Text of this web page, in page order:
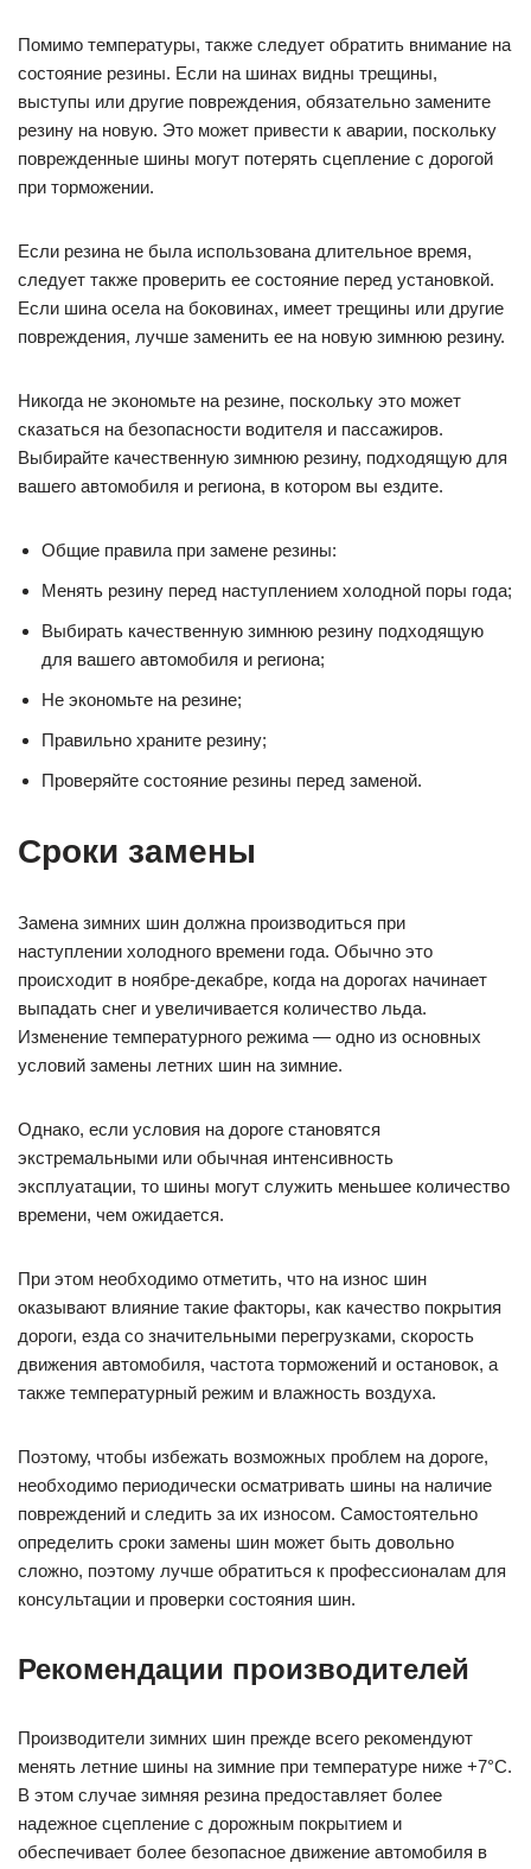
Помимо температуры, также следует обратить внимание на
состояние резины. Если на шинах видны трещины,
выступы или другие повреждения, обязательно замените
резину на новую. Это может привести к аварии, поскольку
поврежденные шины могут потерять сцепление с дорогой
при торможении.
Если резина не была использована длительное время,
следует также проверить ее состояние перед установкой.
Если шина осела на боковинах, имеет трещины или другие
повреждения, лучше заменить ее на новую зимнюю резину.
Никогда не экономьте на резине, поскольку это может
сказаться на безопасности водителя и пассажиров.
Выбирайте качественную зимнюю резину, подходящую для
вашего автомобиля и региона, в котором вы ездите.
Общие правила при замене резины:
Менять резину перед наступлением холодной поры года;
Выбирать качественную зимнюю резину подходящую
для вашего автомобиля и региона;
Не экономьте на резине;
Правильно храните резину;
Проверяйте состояние резины перед заменой.
Сроки замены
Замена зимних шин должна производиться при
наступлении холодного времени года. Обычно это
происходит в ноябре-декабре, когда на дорогах начинает
выпадать снег и увеличивается количество льда.
Изменение температурного режима — одно из основных
условий замены летних шин на зимние.
Однако, если условия на дороге становятся
экстремальными или обычная интенсивность
эксплуатации, то шины могут служить меньшее количество
времени, чем ожидается.
При этом необходимо отметить, что на износ шин
оказывают влияние такие факторы, как качество покрытия
дороги, езда со значительными перегрузками, скорость
движения автомобиля, частота торможений и остановок, а
также температурный режим и влажность воздуха.
Поэтому, чтобы избежать возможных проблем на дороге,
необходимо периодически осматривать шины на наличие
повреждений и следить за их износом. Самостоятельно
определить сроки замены шин может быть довольно
сложно, поэтому лучше обратиться к профессионалам для
консультации и проверки состояния шин.
Рекомендации производителей
Производители зимних шин прежде всего рекомендуют
менять летние шины на зимние при температуре ниже +7°С.
В этом случае зимняя резина предоставляет более
надежное сцепление с дорожным покрытием и
обеспечивает более безопасное движение автомобиля в